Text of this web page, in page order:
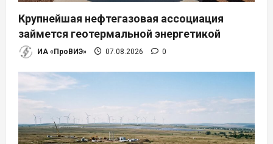
Крупнейшая нефтегазовая ассоциация
займется геотермальной энергетикой
ИА «ПроВИЭ» 07.08.2026 0